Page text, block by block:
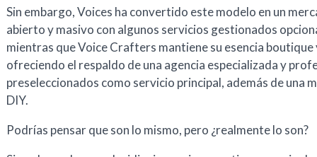
Sin embargo, Voices ha convertido este modelo en un
abierto y masivo con algunos servicios gestionados
mientras que Voice Crafters mantiene su esencia boutique
ofreciendo el respaldo de una agencia especializada y
preseleccionados como servicio principal, además de una
DIY.
Podrías pensar que son lo mismo, pero ¿realmente lo son?